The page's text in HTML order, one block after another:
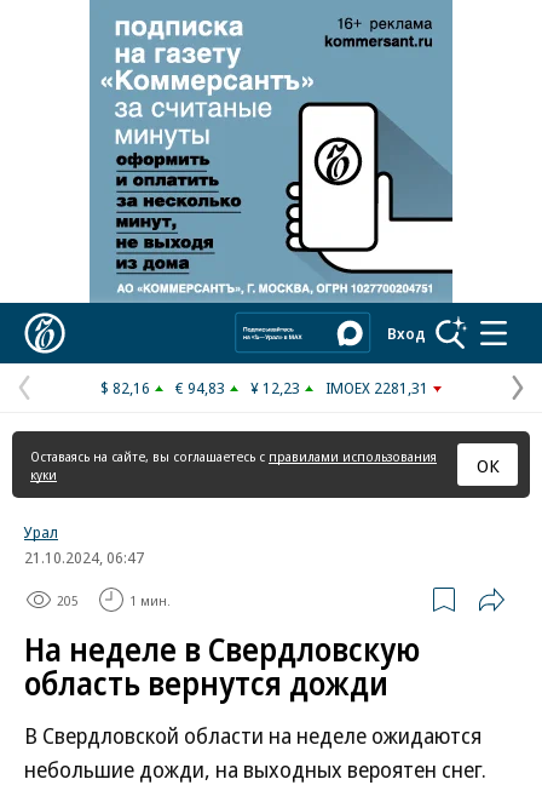
Реклама в «Ъ» www.kommersant.ru/ad
Вход
Предыдущая
страница
$ 82,16 € 94,83 ¥ 12,23 IMOEX 2281,31
Оставаясь на сайте, вы соглашаетесь с правилами использования
куки
ОК
Урал
21.10.2024, 06:47
205 1 мин.
На неделе в Свердловскую
область вернутся дожди
В Свердловской области на неделе ожидаются
небольшие дожди, на выходных вероятен снег.